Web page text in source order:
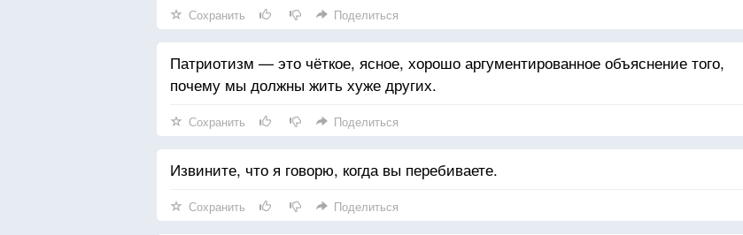
Сохранить Поделиться
Патриотизм — это чёткое, ясное, хорошо аргументированное объяснение того,
почему мы должны жить хуже других.
Сохранить Поделиться
Извините, что я говорю, когда вы перебиваете.
Сохранить Поделиться